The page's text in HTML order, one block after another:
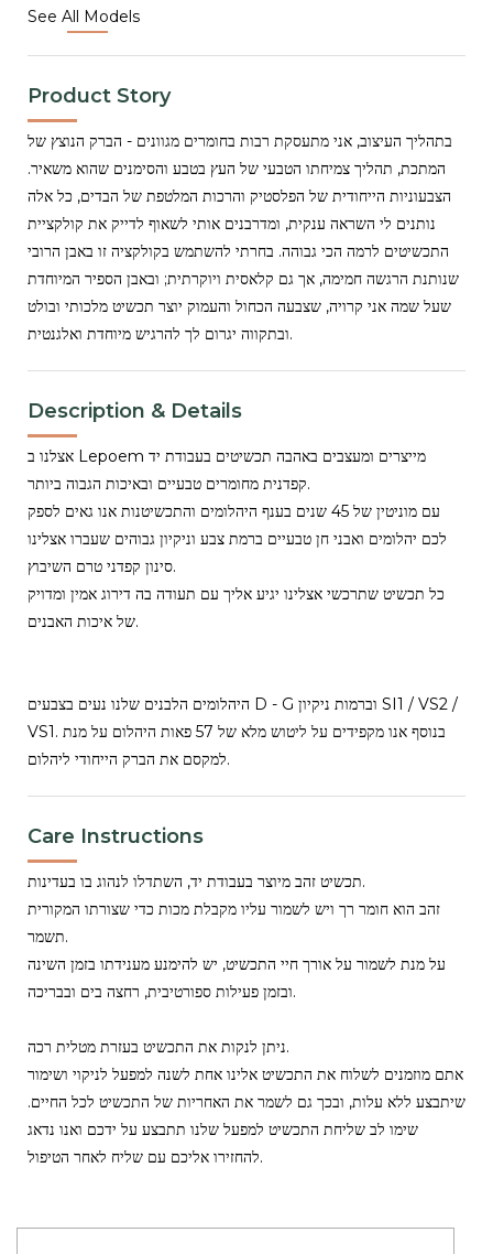
See All Models
Product Story
בתהליך העיצוב, אני מתעסקת רבות בחומרים מגוונים - הברק הנוצץ של
המתכת, תהליך צמיחתו הטבעי של העץ בטבע והסימנים שהוא משאיר.
הצבעוניות הייחודית של הפלסטיק והרכות המלטפת של הבדים, כל אלה
נותנים לי השראה ענקית, ומדרבנים אותי לשאוף לדייק את קולקציית
התכשיטים לרמה הכי גבוהה. בחרתי להשתמש בקולקציה זו באבן הרובי
שנותנת הרגשה חמימה, אך גם קלאסית ויוקרתית; ובאבן הספיר המיוחדת
שעל שמה אני קרויה, שצבעה הכחול והעמוק יוצר תכשיט מלכותי ובולט
ובתקווה יגרום לך להרגיש מיוחדת ואלגנטית.
Description & Details
אצלנו ב Lepoem מייצרים ומעצבים באהבה תכשיטים בעבודת יד
קפדנית מחומרים טבעיים ובאיכות הגבוה ביותר.
עם מוניטין של 45 שנים בענף היהלומים והתכשיטנות אנו גאים לספק
לכם יהלומים ואבני חן טבעיים ברמת צבע וניקיון גבוהים שעברו אצלינו
סינון קפדני טרם השיבוץ.
כל תכשיט שתרכשי אצלינו יגיע אליך עם תעודה בה דירוג אמין ומדויק
של איכות האבנים.
היהלומים הלבנים שלנו נעים בצבעים D - G וברמות ניקיון SI1 / VS2 /
VS1. בנוסף אנו מקפידים על ליטוש מלא של 57 פאות היהלום על מנת
למקסם את הברק הייחודי ליהלום.
Care Instructions
תכשיט זהב מיוצר בעבודת יד, השתדלו לנהוג בו בעדינות.
זהב הוא חומר רך ויש לשמור עליו מקבלת מכות כדי שצורתו המקורית
תשמר.
על מנת לשמור על אורך חיי התכשיט, יש להימנע מענידתו בזמן השינה
ובזמן פעילות ספורטיבית, רחצה בים ובבריכה.
ניתן לנקות את התכשיט בעזרת מטלית רכה.
אתם מוזמנים לשלוח את התכשיט אלינו אחת לשנה למפעל לניקוי ושימור
שיתבצע ללא עלות, ובכך גם לשמר את האחריות של התכשיט לכל החיים.
שימו לב שליחת התכשיט למפעל שלנו תתבצע על ידכם ואנו נדאג
להחזירו אליכם עם שליח לאחר הטיפול.